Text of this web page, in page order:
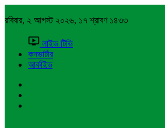
রবিবার, ২ আগস্ট ২০২৬, ১৭ শ্রাবণ ১৪৩৩
লাইভ টিভি
কনভার্টার
আর্কাইভ